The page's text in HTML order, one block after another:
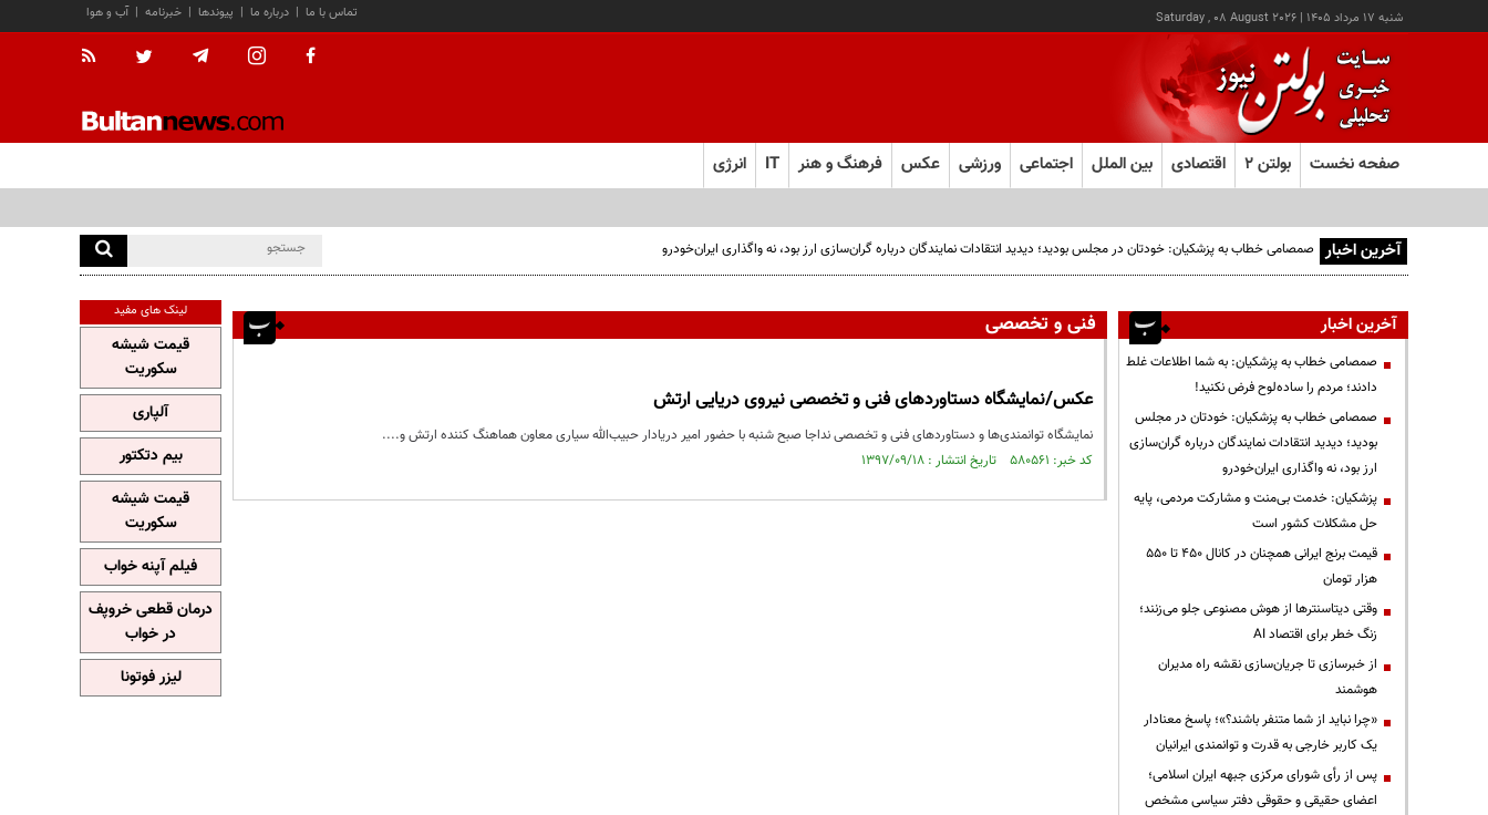
شنبه ۱۷ مرداد ۱۴۰۵ |
Saturday , 08 August 2026 آب و هوا | خبرنامه | پیوندها | درباره ما | تماس با ما
صفحه نخست بولتن ۲ اقتصادی بین الملل اجتماعی ورزشی عکس فرهنگ و هنر IT انرژی
آخرین اخبار صمصامی خطاب به پزشکیان: خودتان در مجلس بودید؛ دیدید انتقادات نمایندگان درباره گران‌سازی ارز بود، نه واگذاری ایران‌خودرو
فنی و تخصصی
عکس/نمایشگاه دستاوردهای فنی و تخصصی نیروی دریایی ارتش
نمایشگاه توانمندی‌ها و دستاوردهای فنی و تخصصی نداجا صبح شنبه با حضور امیر دریادار حبیب‌الله سیاری معاون هماهنگ کننده ارتش و....
کد خبر: ۵۸۰۵۶۱ تاریخ انتشار : ۱۳۹۷/۰۹/۱۸
آخرین اخبار
صمصامی خطاب به پزشکیان: به شما اطلاعات غلط
دادند؛ مردم را ساده‌لوح فرض نکنید!
صمصامی خطاب به پزشکیان: خودتان در مجلس
بودید؛ دیدید انتقادات نمایندگان درباره گران‌سازی
ارز بود، نه واگذاری ایران‌خودرو
پزشکیان: خدمت بی‌منت و مشارکت مردمی، پایه
حل مشکلات کشور است
قیمت‌ برنج ایرانی همچنان در کانال ۴۵۰ تا ۵۵۰
هزار تومان
وقتی دیتاسنترها از هوش مصنوعی جلو می‌زنند؛
زنگ خطر برای اقتصاد AI
از خبرسازی تا جریان‌سازی نقشه راه مدیران
هوشمند
«چرا نباید از شما متنفر باشند؟»؛ پاسخ معنادار
یک کاربر خارجی به قدرت و توانمندی ایرانیان
پس از رأی شورای مرکزی جبهه ایران اسلامی؛
اعضای حقیقی و حقوقی دفتر سیاسی مشخص
لینک های مفید
قیمت شیشه
سکوریت
آلپاری
بیم دتکتور
قیمت شیشه
سکوریت
فیلم آپنه خواب
درمان قطعی خروپف
در خواب
لیزر فوتونا